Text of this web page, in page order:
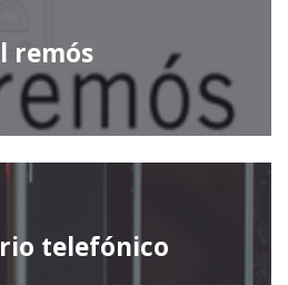
remós
telefónico